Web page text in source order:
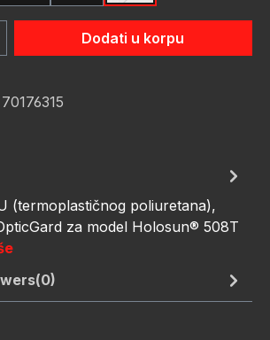
Unesite željenu
Dodati u korpu
70176315
(termoplastičnog poliuretana),
za model Holosun® 508T